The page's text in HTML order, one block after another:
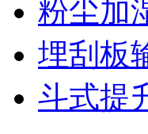
粉尘加
埋刮板
斗式提